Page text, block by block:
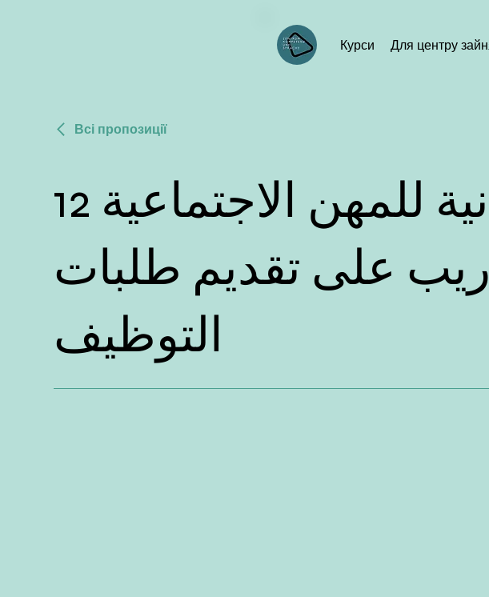
Курси Для центру
12 اللغة الألمانية للمهن الاجتماعية
على تقديم طلبات
التوظيف
Всі пропозиції